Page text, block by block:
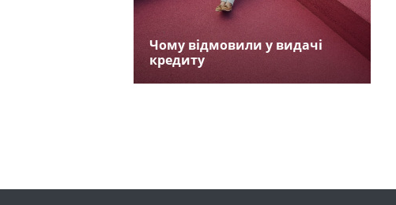
Чому відмовили у видачі
кредиту